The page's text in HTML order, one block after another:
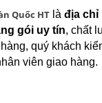
Quốc HT là địa chỉ
gói uy tín, chất
quý khách
viên giao hàng.